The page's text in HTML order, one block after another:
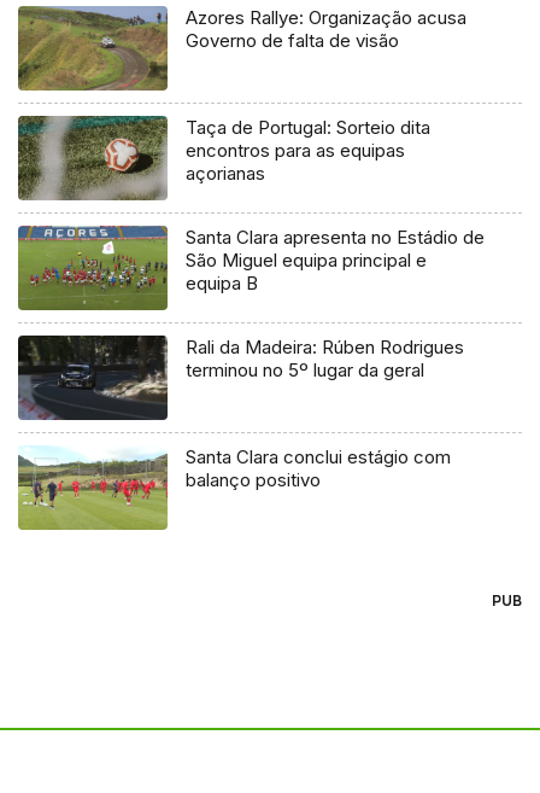
Azores Rallye: Organização acusa
Governo de falta de visão
Taça de Portugal: Sorteio dita
encontros para as equipas
açorianas
Santa Clara apresenta no Estádio de
São Miguel equipa principal e
equipa B
Rali da Madeira: Rúben Rodrigues
terminou no 5º lugar da geral
Santa Clara conclui estágio com
balanço positivo
PUB